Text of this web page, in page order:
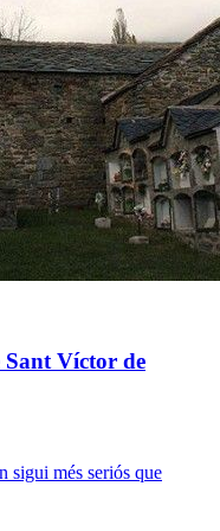
Sant Víctor de